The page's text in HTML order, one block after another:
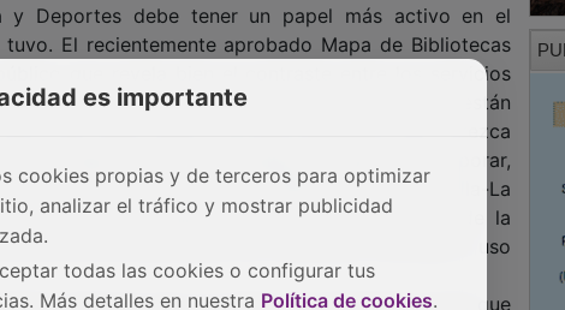
y Deportes debe tener un papel más activo en el
El recientemente aprobado Mapa de Bibliotecas
que revela bien el contraste entre los servicios
En el caso de las capitales de provincia no están
que debe haber una Red Municipal que ofrezca
Regional tiene la obligación legal de colaborar,
2011 de la Lectura y de las Bibliotecas de Castilla-La
de Comunidades: “Apoyar la financiación de la
de las bibliotecas de titularidad municipal y uso
aduzcan que no existe una demanda social que
es importante
cookies propias y de terceros para optimizar
analizar el tráfico y mostrar publicidad
todas las cookies o configurar tus
Más detalles en nuestra Política de cookies.